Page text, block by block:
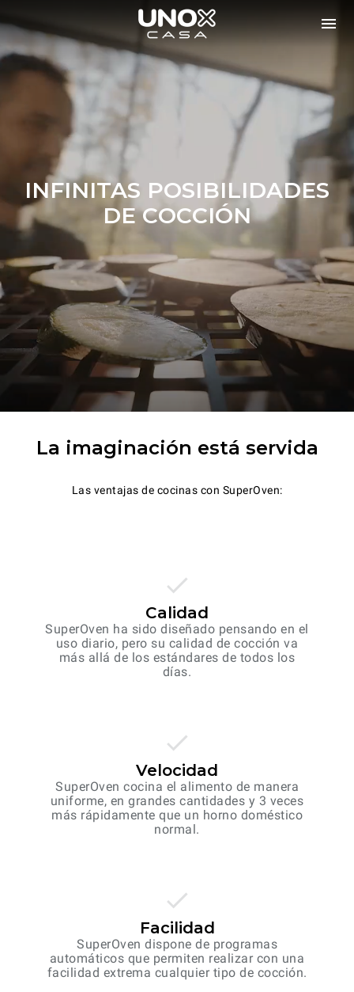
INFINITAS POSIBILIDADES
DE COCCIÓN
La imaginación está servida
Las ventajas de cocinas con SuperOven:
Calidad
SuperOven ha sido diseñado pensando en el
uso diario, pero su calidad de cocción va
más allá de los estándares de todos los
días.
Velocidad
SuperOven cocina el alimento de manera
uniforme, en grandes cantidades y 3 veces
más rápidamente que un horno doméstico
normal.
Facilidad
SuperOven dispone de programas
automáticos que permiten realizar con una
facilidad extrema cualquier tipo de cocción.